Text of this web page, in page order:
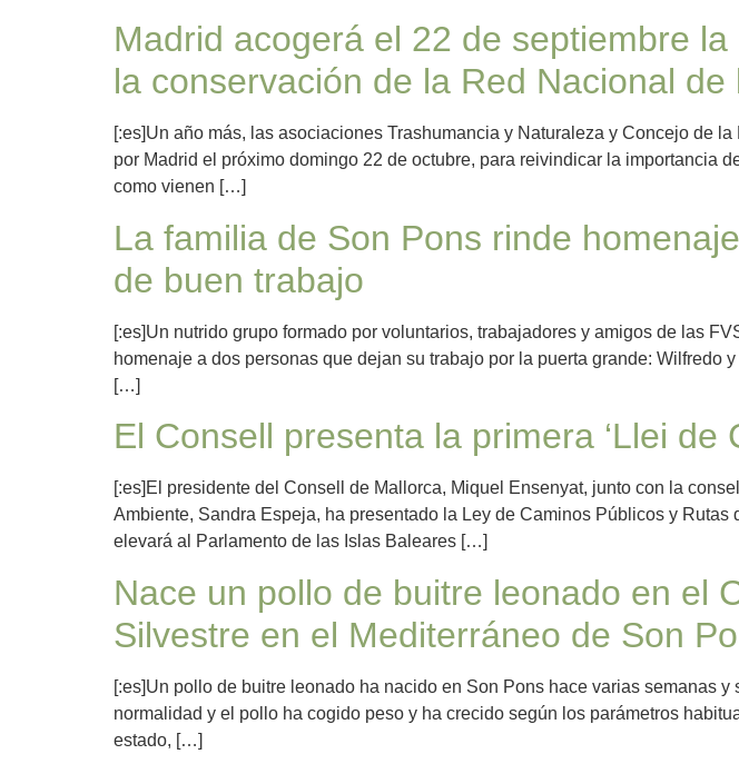
Madrid acogerá el 22 de septiembre
la conservación de la Red Nacional
[:es]Un año más, las asociaciones Trashumancia y Naturaleza y Concejo de
por Madrid el próximo domingo 22 de octubre, para reivindicar la importancia
como vienen […]
La familia de Son Pons rinde
de buen trabajo
[:es]Un nutrido grupo formado por voluntarios, trabajadores y amigos de las
homenaje a dos personas que dejan su trabajo por la puerta grande:
[…]
El Consell presenta la primera ‘Llei de
[:es]El presidente del Consell de Mallorca, Miquel Ensenyat, junto con la
Ambiente, Sandra Espeja, ha presentado la Ley de Caminos Públicos y
elevará al Parlamento de las Islas Baleares […]
Nace un pollo de buitre leonado en el
Silvestre en el Mediterráneo de Son
[:es]Un pollo de buitre leonado ha nacido en Son Pons hace varias semanas
normalidad y el pollo ha cogido peso y ha crecido según los parámetros
estado, […]